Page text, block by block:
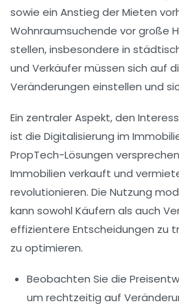
sowie ein Anstieg derMieten
Wohnraumsuchende vor große
stellen, insbesondere in
und Verkäufer müssen sich auf
Veränderungen einstellen und
Ein zentraler Aspekt, den
ist die Digitalisierung im
PropTech-Lösungen
Immobilien verkauft und
revolutionieren. Die Nutzung
kann sowohl Käufern als auch
effizientere Entscheidungen zu
zu optimieren.
Beobachten Sie die
um rechtzeitig auf